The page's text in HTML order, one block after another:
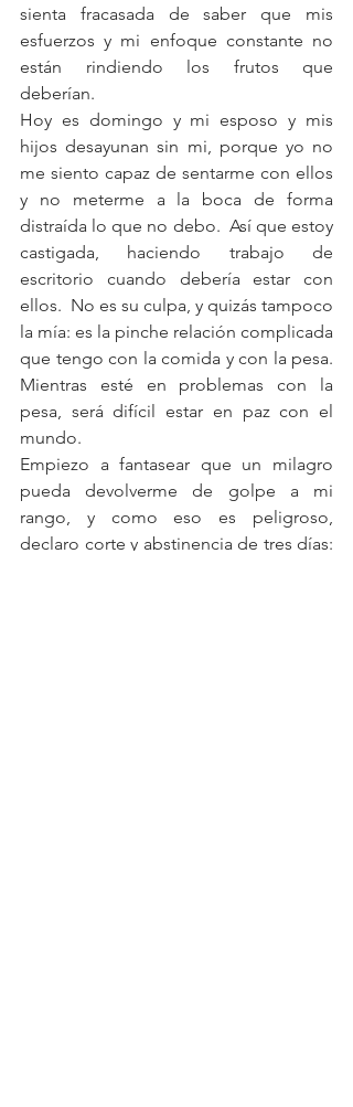
sienta fracasada de saber que mis
esfuerzos y mi enfoque constante no
están rindiendo los frutos que
deberían.
Hoy es domingo y mi esposo y mis
hijos desayunan sin mi, porque yo no
me siento capaz de sentarme con ellos
y no meterme a la boca de forma
distraída lo que no debo.  Así que estoy
castigada, haciendo trabajo de
escritorio cuando debería estar con
ellos.  No es su culpa, y quizás tampoco
la mía: es la pinche relación complicada
que tengo con la comida y con la pesa.
Mientras esté en problemas con la
pesa, será difícil estar en paz con el
mundo.
Empiezo a fantasear que un milagro
pueda devolverme de golpe a mi
rango, y como eso es peligroso,
declaro corte y abstinencia de tres días: